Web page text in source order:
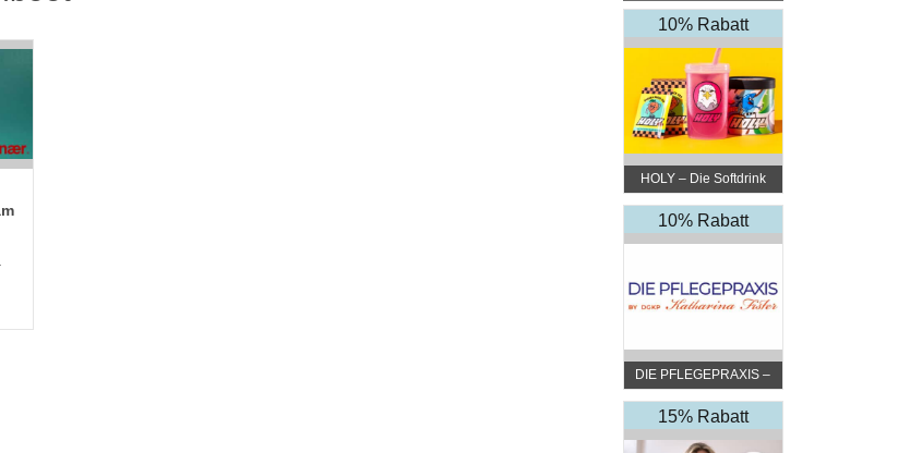
10% Rabatt
HOLY – Die Softdrink
Revolution
10% Rabatt
DIE PFLEGEPRAXIS –
by DGKP Katharina
Fister
15% Rabatt